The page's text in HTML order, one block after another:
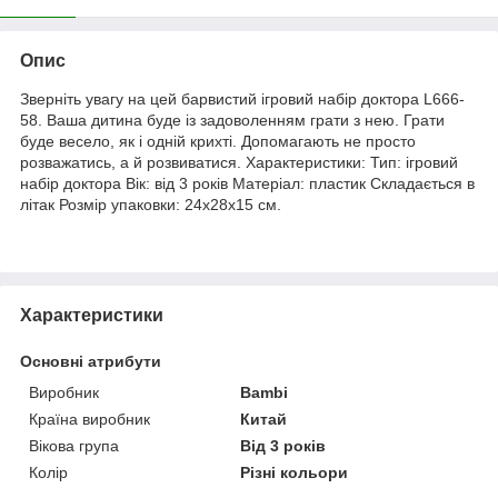
Опис
Зверніть увагу на цей барвистий ігровий набір доктора L666-
58. Ваша дитина буде із задоволенням грати з нею. Грати
буде весело, як і одній крихті. Допомагають не просто
розважатись, а й розвиватися. Характеристики: Тип: ігровий
набір доктора Вік: від 3 років Матеріал: пластик Складається в
літак Розмір упаковки: 24х28х15 см.
Характеристики
Основні атрибути
Виробник
Bambi
Країна виробник
Китай
Вікова група
Від 3 років
Колір
Різні кольори